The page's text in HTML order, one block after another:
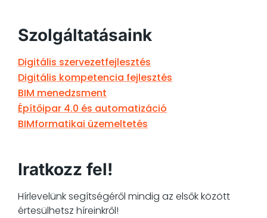
Szolgáltatásaink
Digitális szervezetfejlesztés
Digitális kompetencia fejlesztés
BIM menedzsment
Építőipar 4.0 és automatizáció
BIMformatikai üzemeltetés
Iratkozz fel!
Hírlevelünk segítségéről mindig az elsők között
értesülhetsz híreinkről!